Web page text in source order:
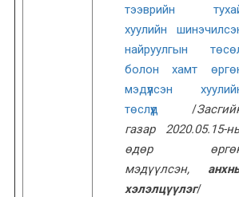
тээврийн
хуулийн
найруулгын
болон хамт
мэдүүлсэн
төслүүд /
газар 2020.05.15-
өдөр
мэдүүлсэн,
хэлэлцүүлэг/